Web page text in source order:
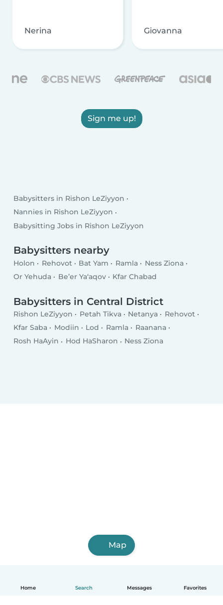
Home Search Messages Favorites
Nerina Giovanna
Sign me up!
Babysitters in Rishon LeZiyyon
Nannies in Rishon LeZiyyon
Babysitting Jobs in Rishon LeZiyyon
Babysitters nearby
Holon Rehovot Bat Yam Ramla
Ness Ziona
Or Yehuda
Be’er Ya‘aqov Kfar Chabad
Babysitters in Central District
Rishon LeZiyyon Petah Tikva Netanya
Rehovot
Kfar Saba
Modiin Lod Ramla
Raanana
Rosh HaAyin
Hod HaSharon Ness Ziona
Map